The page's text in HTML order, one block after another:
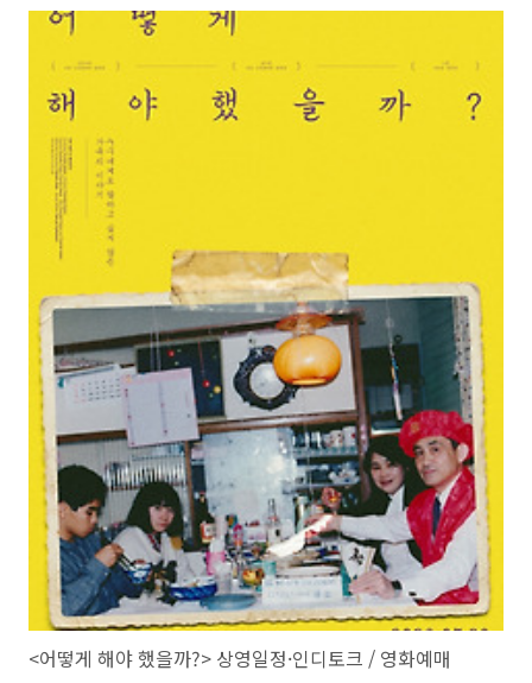
<어떻게 해야 했을까?> 상영일정·인디토크 / 영화예매